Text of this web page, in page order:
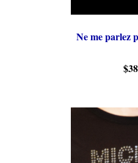
Ne me parlez